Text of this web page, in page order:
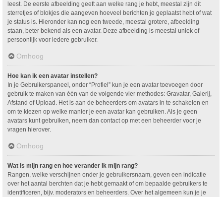
leest. De eerste afbeelding geeft aan welke rang je hebt, meestal zijn dit
sterretjes of blokjes die aangeven hoeveel berichten je geplaatst hebt of wat
je status is. Hieronder kan nog een tweede, meestal grotere, afbeelding
staan, beter bekend als een avatar. Deze afbeelding is meestal uniek of
persoonlijk voor iedere gebruiker.
Omhoog
Hoe kan ik een avatar instellen?
In je Gebruikerspaneel, onder “Profiel” kun je een avatar toevoegen door
gebruik te maken van één van de volgende vier methodes: Gravatar, Galerij,
Afstand of Upload. Het is aan de beheerders om avatars in te schakelen en
om te kiezen op welke manier je een avatar kan gebruiken. Als je geen
avatars kunt gebruiken, neem dan contact op met een beheerder voor je
vragen hierover.
Omhoog
Wat is mijn rang en hoe verander ik mijn rang?
Rangen, welke verschijnen onder je gebruikersnaam, geven een indicatie
over het aantal berchten dat je hebt gemaakt of om bepaalde gebruikers te
identificeren, bijv. moderators en beheerders. Over het algemeen kun je je